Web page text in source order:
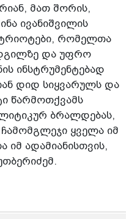
მათ შორის,
ივანიშვილის
რომელთა
და უფრო
ინსტრუმენტებად
დიდ სიყვარულს და
წარმოთქვამს
ბრალდებას,
ყველა იმ
იმ ადამიანისთვის,